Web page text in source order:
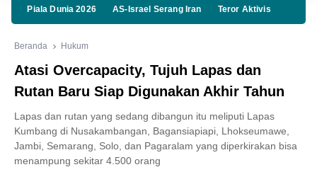
Piala Dunia 2026 AS-Israel Serang Iran Teror Aktivis
Beranda Hukum
Atasi Overcapacity, Tujuh Lapas dan
Rutan Baru Siap Digunakan Akhir Tahun
Lapas dan rutan yang sedang dibangun itu meliputi Lapas
Kumbang di Nusakambangan, Bagansiapiapi, Lhokseumawe,
Jambi, Semarang, Solo, dan Pagaralam yang diperkirakan bisa
menampung sekitar 4.500 orang